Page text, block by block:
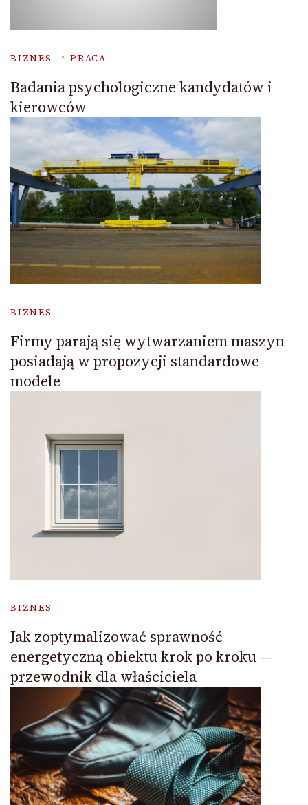
BIZNES PRACA
Badania psychologiczne kandydatów i
kierowców
BIZNES
Firmy parają się wytwarzaniem maszyn
posiadają w propozycji standardowe
modele
BIZNES
Jak zoptymalizować sprawność
energetyczną obiektu krok po kroku —
przewodnik dla właściciela